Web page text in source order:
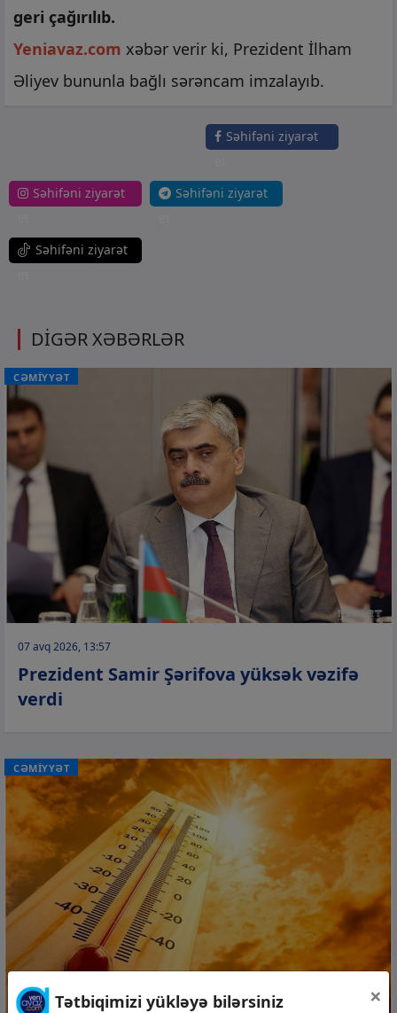
geri çağırılıb.
Yeniavaz.com xəbər verir ki, Prezident İlham
Əliyev bununla bağlı sərəncam imzalayıb.
Səhifəni ziyarət
Səhifəni ziyarət
Səhifəni ziyarət
Səhifəni ziyarət
DİGƏR XƏBƏRLƏR
CƏMİYYƏT
07 avq 2026, 13:57
Prezident Samir Şərifova yüksək vəzifə
verdi
CƏMİYYƏT
Tətbiqimizi yükləyə bilərsiniz ×